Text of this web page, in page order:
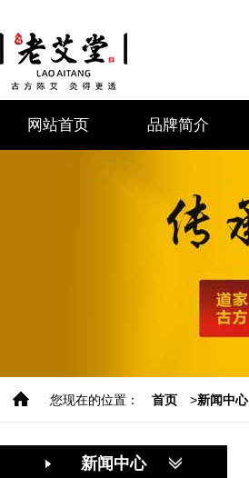
网站首页 品牌简介
您现在的位置： 首页 >新闻中心
新闻中心